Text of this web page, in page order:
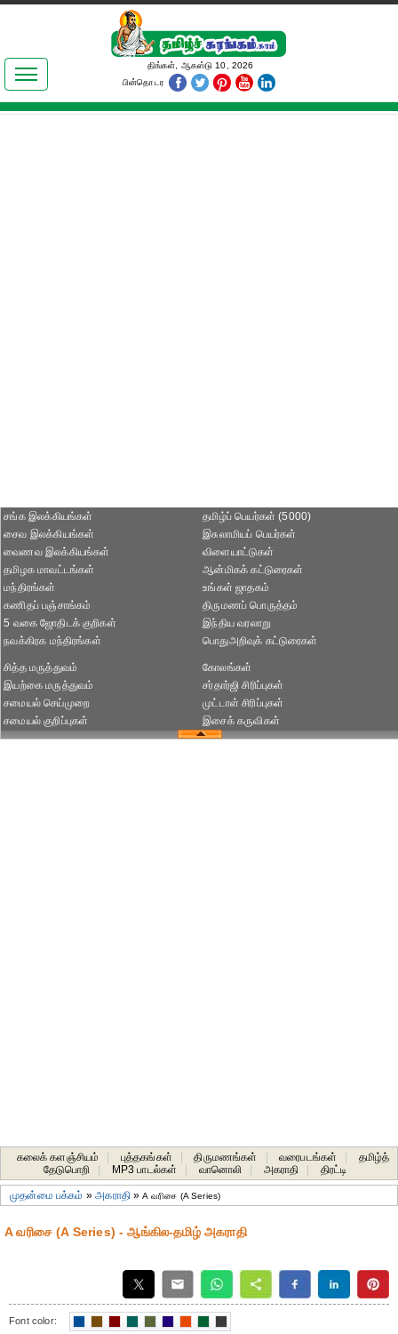
இலக்கியங்கள்
தமிழ் உலகம்
திங்கள், ஆகஸ்டு 10, 2026
பின்தொடர
சங்க இலக்கியங்கள்
சைவ இலக்கியங்கள்
வைணவ இலக்கியங்கள்
தமிழக மாவட்டங்கள்
தமிழ்ப் பெயர்கள் (5000)
இசுலாமியப் பெயர்கள்
விளையாட்டுகள்
ஆன்மிகக் கட்டுரைகள்
மந்திரங்கள்
கணிதப் பஞ்சாங்கம்
5 வகை ஜோதிடக் குறிகள்
நவக்கிரக மந்திரங்கள்
உங்கள் ஜாதகம்
திருமணப் பொருத்தம்
இந்திய வரலாறு
பொதுஅறிவுக் கட்டுரைகள்
சித்த மருத்துவம்
இயற்கை மருத்துவம்
சமையல் செய்முறை
சமையல் குறிப்புகள்
கோலங்கள்
சர்தார்ஜி சிரிப்புகள்
முட்டாள் சிரிப்புகள்
இசைக் கருவிகள்
கலைக் களஞ்சியம் புத்தகங்கள் திருமணங்கள் வரைபடங்கள்
தமிழ்த்
தேடுபொறி
MP3 பாடல்கள் வானொலி அகராதி திரட்டி
முதன்மை பக்கம் »அகராதி»A வரிசை (A Series)
A வரிசை (A Series) - ஆங்கில-தமிழ் அகராதி
Font color: